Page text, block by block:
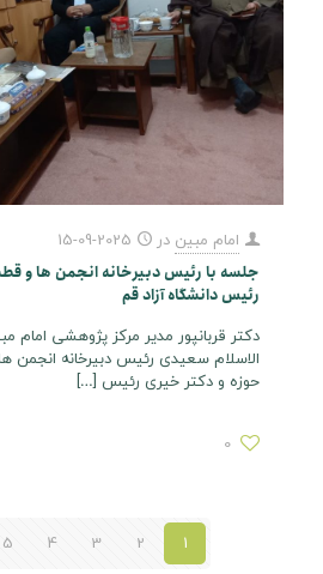
امام مبین در 2025-09-15
جلسه با رئیس دبیرخانه انجمن ها و
رئیس دانشگاه آزاد قم
دکتر قربانپور مدیر مرکز پژوهشی امام
الاسلام سعیدی رئیس دبیرخانه
حوزه و دکتر خیری رئیس […]
0
1
2
3
4
5